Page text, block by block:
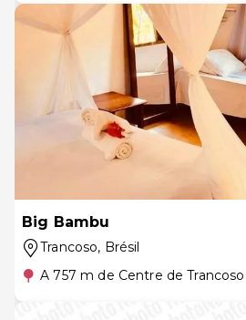
Big Bambu
Trancoso, Brésil
A 757 m de Centre de Trancoso